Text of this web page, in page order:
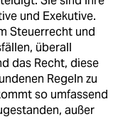
und Exekutive.
Steuerrecht und
überall
das Recht, diese
Regeln zu
so umfassend
außer